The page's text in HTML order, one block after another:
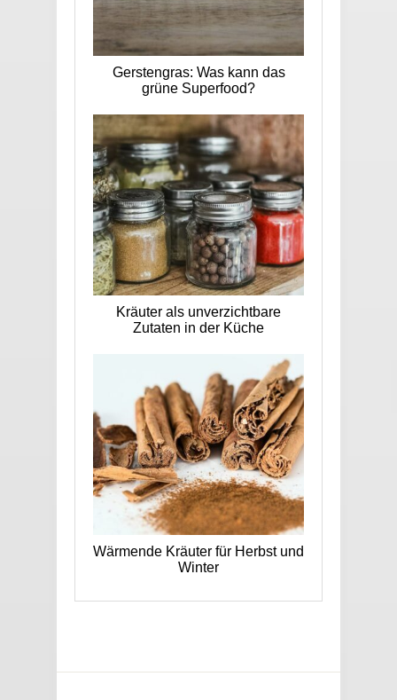
Gerstengras: Was kann das
grüne Superfood?
Kräuter als unverzichtbare
Zutaten in der Küche
Wärmende Kräuter für Herbst und
Winter